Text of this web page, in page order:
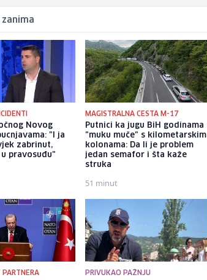
zanima
Novog
"I ja
zabrinut,
pravosuđu"
MAGISTRALNA CESTA M-17
Putnici ka jugu BiH godinama
"muku muče" s kilometarskim
kolonama: Da li je problem
jedan semafor i šta kaže
struka
51 minut
PRIVUKAO PAŽNJU